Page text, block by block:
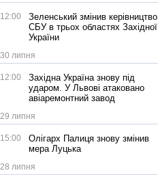
12:00
Зеленський змінив керівництво
СБУ в трьох областях Західної
України
30 липня
12:00
Західна Україна знову під
ударом. У Львові атаковано
авіаремонтний завод
29 липня
15:00
Олігарх Палиця знову змінив
мера Луцька
28 липня